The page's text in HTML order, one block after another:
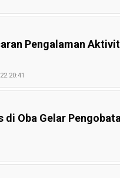
Pengalaman
20:41
di Oba Gelar